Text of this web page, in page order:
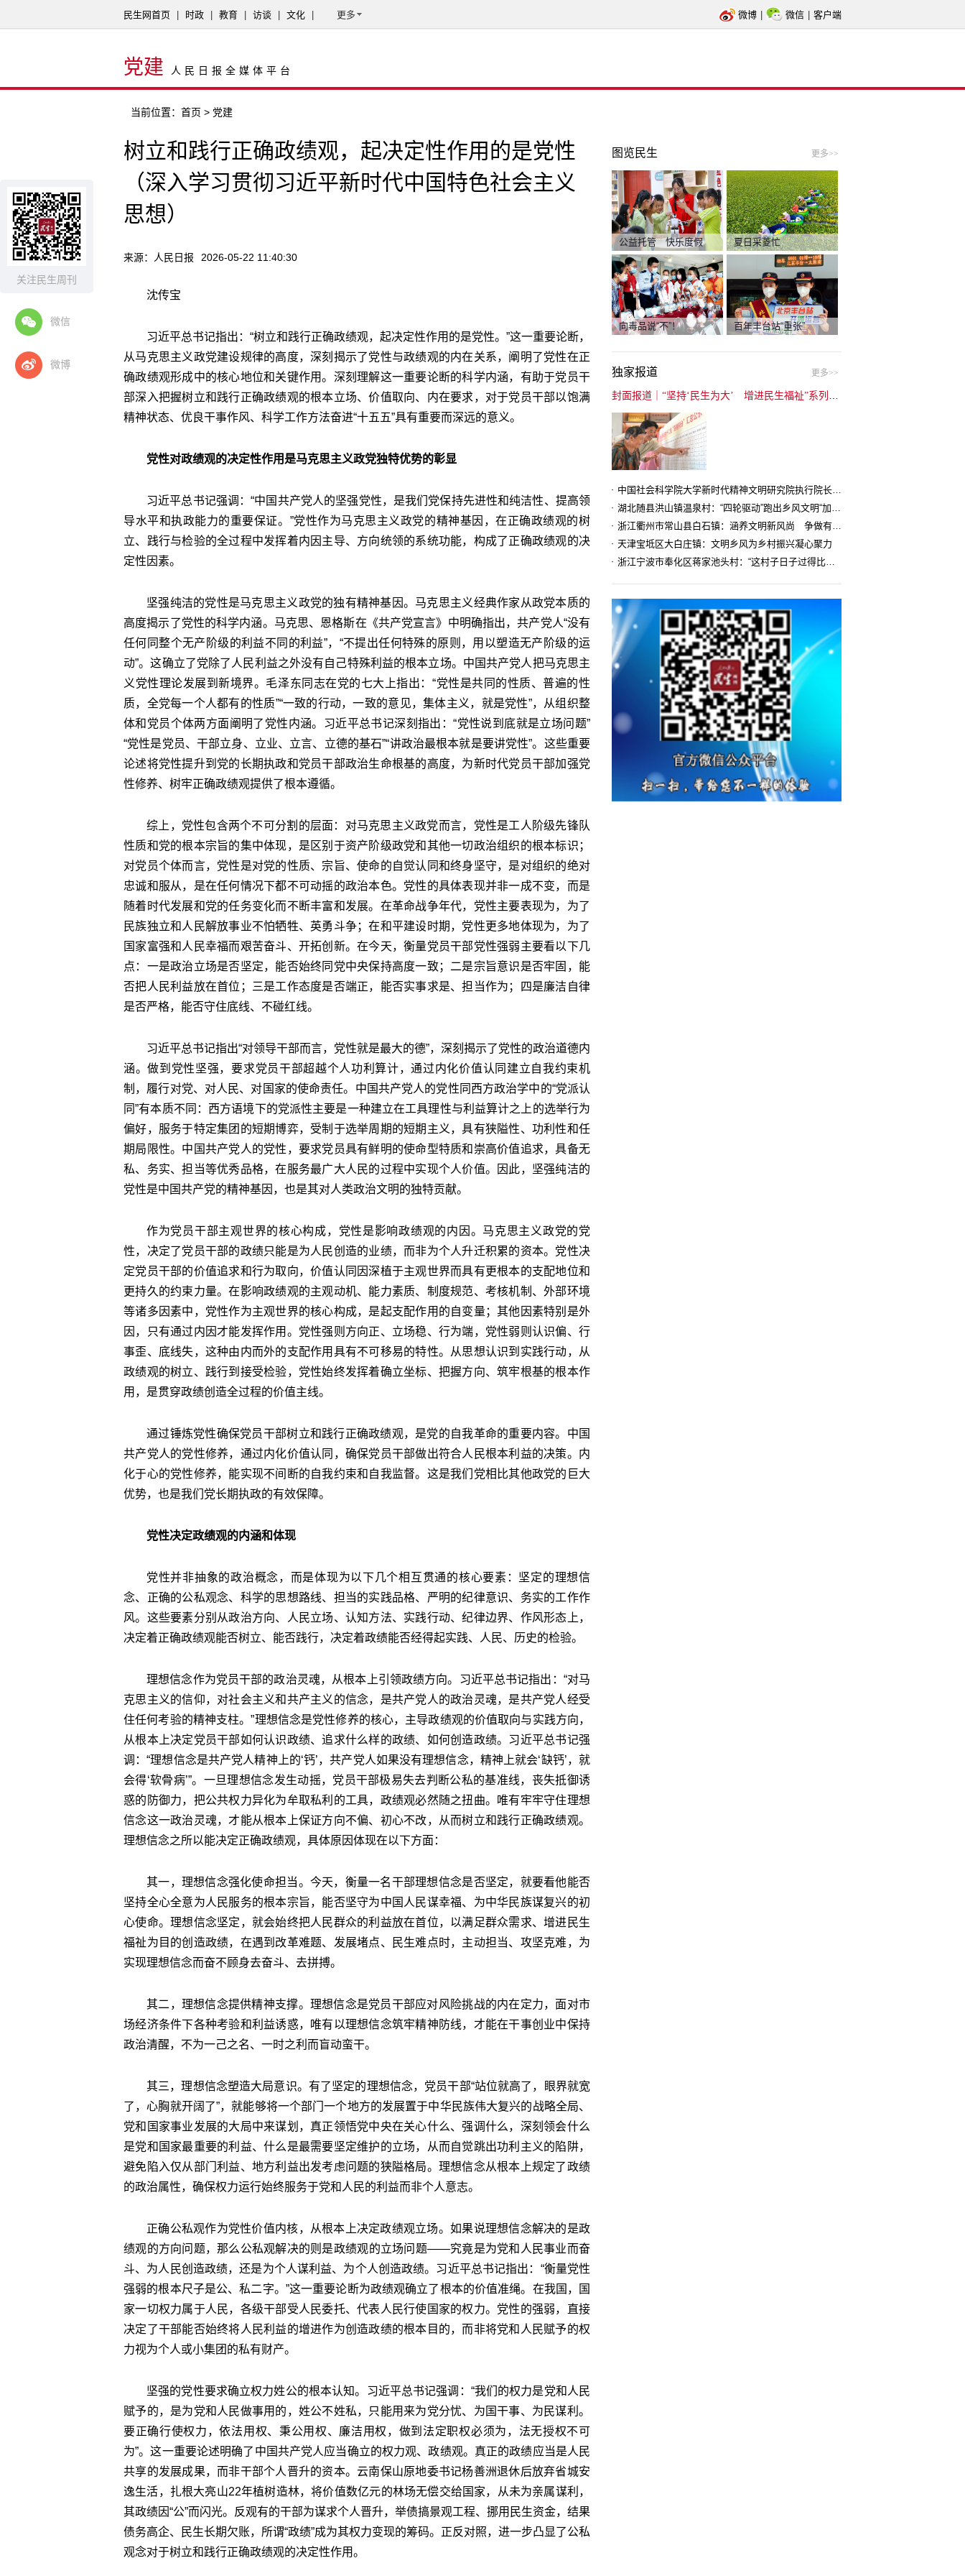
关注民生周刊
微信
微博
民生网首页 时政 教育 访谈 文化 更多 微博 微信 客户端
党建 人民日报全媒体平台
当前位置： 首页 > 党建
树立和践行正确政绩观，起决定性作用的是党性
（深入学习贯彻习近平新时代中国特色社会主义
思想）
来源：人民日报 2026-05-22 11:40:30
沈传宝
习近平总书记指出：“树立和践行正确政绩观，起决定性作用的是党性。”这一重要论断，
从马克思主义政党建设规律的高度，深刻揭示了党性与政绩观的内在关系，阐明了党性在正
确政绩观形成中的核心地位和关键作用。深刻理解这一重要论断的科学内涵，有助于党员干
部深入把握树立和践行正确政绩观的根本立场、价值取向、内在要求，对于党员干部以饱满
精神状态、优良干事作风、科学工作方法奋进“十五五”具有重要而深远的意义。
党性对政绩观的决定性作用是马克思主义政党独特优势的彰显
习近平总书记强调：“中国共产党人的坚强党性，是我们党保持先进性和纯洁性、提高领
导水平和执政能力的重要保证。”党性作为马克思主义政党的精神基因，在正确政绩观的树
立、践行与检验的全过程中发挥着内因主导、方向统领的系统功能，构成了正确政绩观的决
定性因素。
坚强纯洁的党性是马克思主义政党的独有精神基因。马克思主义经典作家从政党本质的
高度揭示了党性的科学内涵。马克思、恩格斯在《共产党宣言》中明确指出，共产党人“没有
任何同整个无产阶级的利益不同的利益”，“不提出任何特殊的原则，用以塑造无产阶级的运
动”。这确立了党除了人民利益之外没有自己特殊利益的根本立场。中国共产党人把马克思主
义党性理论发展到新境界。毛泽东同志在党的七大上指出：“党性是共同的性质、普遍的性
质，全党每一个人都有的性质”“一致的行动，一致的意见，集体主义，就是党性”，从组织整
体和党员个体两方面阐明了党性内涵。习近平总书记深刻指出：“党性说到底就是立场问题”
“党性是党员、干部立身、立业、立言、立德的基石”“讲政治最根本就是要讲党性”。这些重要
论述将党性提升到党的长期执政和党员干部政治生命根基的高度，为新时代党员干部加强党
性修养、树牢正确政绩观提供了根本遵循。
综上，党性包含两个不可分割的层面：对马克思主义政党而言，党性是工人阶级先锋队
性质和党的根本宗旨的集中体现，是区别于资产阶级政党和其他一切政治组织的根本标识；
对党员个体而言，党性是对党的性质、宗旨、使命的自觉认同和终身坚守，是对组织的绝对
忠诚和服从，是在任何情况下都不可动摇的政治本色。党性的具体表现并非一成不变，而是
随着时代发展和党的任务变化而不断丰富和发展。在革命战争年代，党性主要表现为，为了
民族独立和人民解放事业不怕牺牲、英勇斗争；在和平建设时期，党性更多地体现为，为了
国家富强和人民幸福而艰苦奋斗、开拓创新。在今天，衡量党员干部党性强弱主要看以下几
点：一是政治立场是否坚定，能否始终同党中央保持高度一致；二是宗旨意识是否牢固，能
否把人民利益放在首位；三是工作态度是否端正，能否实事求是、担当作为；四是廉洁自律
是否严格，能否守住底线、不碰红线。
习近平总书记指出“对领导干部而言，党性就是最大的德”，深刻揭示了党性的政治道德内
涵。做到党性坚强，要求党员干部超越个人功利算计，通过内化价值认同建立自我约束机
制，履行对党、对人民、对国家的使命责任。中国共产党人的党性同西方政治学中的“党派认
同”有本质不同：西方语境下的党派性主要是一种建立在工具理性与利益算计之上的选举行为
偏好，服务于特定集团的短期博弈，受制于选举周期的短期主义，具有狭隘性、功利性和任
期局限性。中国共产党人的党性，要求党员具有鲜明的使命型特质和崇高价值追求，具备无
私、务实、担当等优秀品格，在服务最广大人民的过程中实现个人价值。因此，坚强纯洁的
党性是中国共产党的精神基因，也是其对人类政治文明的独特贡献。
作为党员干部主观世界的核心构成，党性是影响政绩观的内因。马克思主义政党的党
性，决定了党员干部的政绩只能是为人民创造的业绩，而非为个人升迁积累的资本。党性决
定党员干部的价值追求和行为取向，价值认同因深植于主观世界而具有更根本的支配地位和
更持久的约束力量。在影响政绩观的主观动机、能力素质、制度规范、考核机制、外部环境
等诸多因素中，党性作为主观世界的核心构成，是起支配作用的自变量；其他因素特别是外
因，只有通过内因才能发挥作用。党性强则方向正、立场稳、行为端，党性弱则认识偏、行
事歪、底线失，这种由内而外的支配作用具有不可移易的特性。从思想认识到实践行动，从
政绩观的树立、践行到接受检验，党性始终发挥着确立坐标、把握方向、筑牢根基的根本作
用，是贯穿政绩创造全过程的价值主线。
通过锤炼党性确保党员干部树立和践行正确政绩观，是党的自我革命的重要内容。中国
共产党人的党性修养，通过内化价值认同，确保党员干部做出符合人民根本利益的决策。内
化于心的党性修养，能实现不间断的自我约束和自我监督。这是我们党相比其他政党的巨大
优势，也是我们党长期执政的有效保障。
党性决定政绩观的内涵和体现
党性并非抽象的政治概念，而是体现为以下几个相互贯通的核心要素：坚定的理想信
念、正确的公私观念、科学的思想路线、担当的实践品格、严明的纪律意识、务实的工作作
风。这些要素分别从政治方向、人民立场、认知方法、实践行动、纪律边界、作风形态上，
决定着正确政绩观能否树立、能否践行，决定着政绩能否经得起实践、人民、历史的检验。
理想信念作为党员干部的政治灵魂，从根本上引领政绩方向。习近平总书记指出：“对马
克思主义的信仰，对社会主义和共产主义的信念，是共产党人的政治灵魂，是共产党人经受
住任何考验的精神支柱。”理想信念是党性修养的核心，主导政绩观的价值取向与实践方向，
从根本上决定党员干部如何认识政绩、追求什么样的政绩、如何创造政绩。习近平总书记强
调：“理想信念是共产党人精神上的‘钙’，共产党人如果没有理想信念，精神上就会‘缺钙’，就
会得‘软骨病’”。一旦理想信念发生动摇，党员干部极易失去判断公私的基准线，丧失抵御诱
惑的防御力，把公共权力异化为牟取私利的工具，政绩观必然随之扭曲。唯有牢牢守住理想
信念这一政治灵魂，才能从根本上保证方向不偏、初心不改，从而树立和践行正确政绩观。
理想信念之所以能决定正确政绩观，具体原因体现在以下方面：
其一，理想信念强化使命担当。今天，衡量一名干部理想信念是否坚定，就要看他能否
坚持全心全意为人民服务的根本宗旨，能否坚守为中国人民谋幸福、为中华民族谋复兴的初
心使命。理想信念坚定，就会始终把人民群众的利益放在首位，以满足群众需求、增进民生
福祉为目的创造政绩，在遇到改革难题、发展堵点、民生难点时，主动担当、攻坚克难，为
实现理想信念而奋不顾身去奋斗、去拼搏。
其二，理想信念提供精神支撑。理想信念是党员干部应对风险挑战的内在定力，面对市
场经济条件下各种考验和利益诱惑，唯有以理想信念筑牢精神防线，才能在干事创业中保持
政治清醒，不为一己之名、一时之利而盲动蛮干。
其三，理想信念塑造大局意识。有了坚定的理想信念，党员干部“站位就高了，眼界就宽
了，心胸就开阔了”，就能够将一个部门一个地方的发展置于中华民族伟大复兴的战略全局、
党和国家事业发展的大局中来谋划，真正领悟党中央在关心什么、强调什么，深刻领会什么
是党和国家最重要的利益、什么是最需要坚定维护的立场，从而自觉跳出功利主义的陷阱，
避免陷入仅从部门利益、地方利益出发考虑问题的狭隘格局。理想信念从根本上规定了政绩
的政治属性，确保权力运行始终服务于党和人民的利益而非个人意志。
正确公私观作为党性价值内核，从根本上决定政绩观立场。如果说理想信念解决的是政
绩观的方向问题，那么公私观解决的则是政绩观的立场问题——究竟是为党和人民事业而奋
斗、为人民创造政绩，还是为个人谋利益、为个人创造政绩。习近平总书记指出：“衡量党性
强弱的根本尺子是公、私二字。”这一重要论断为政绩观确立了根本的价值准绳。在我国，国
家一切权力属于人民，各级干部受人民委托、代表人民行使国家的权力。党性的强弱，直接
决定了干部能否始终将人民利益的增进作为创造政绩的根本目的，而非将党和人民赋予的权
力视为个人或小集团的私有财产。
坚强的党性要求确立权力姓公的根本认知。习近平总书记强调：“我们的权力是党和人民
赋予的，是为党和人民做事用的，姓公不姓私，只能用来为党分忧、为国干事、为民谋利。
要正确行使权力，依法用权、秉公用权、廉洁用权，做到法定职权必须为，法无授权不可
为”。这一重要论述明确了中国共产党人应当确立的权力观、政绩观。真正的政绩应当是人民
共享的发展成果，而非干部个人晋升的资本。云南保山原地委书记杨善洲退休后放弃省城安
逸生活，扎根大亮山22年植树造林，将价值数亿元的林场无偿交给国家，从未为亲属谋利，
其政绩因“公”而闪光。反观有的干部为谋求个人晋升，举债搞景观工程、挪用民生资金，结果
债务高企、民生长期欠账，所谓“政绩”成为其权力变现的筹码。正反对照，进一步凸显了公私
观念对于树立和践行正确政绩观的决定性作用。
图览民生 更多>>
公益托管 快乐度假 夏日采菱忙
向毒品说“不”！ 百年丰台站“重张”
独家报道 更多>>
中国社会科学院大学新时代精神文明研究院执行院长王维国：文明村镇创建为乡村注入持久发展动力
湖北随县洪山镇温泉村：“四轮驱动”跑出乡风文明“加速度”
浙江衢州市常山县白石镇：涵养文明新风尚 争做有礼白石人
天津宝坻区大白庄镇：文明乡风为乡村振兴凝心聚力
浙江宁波市奉化区蒋家池头村：“这村子日子过得比城里还舒心”